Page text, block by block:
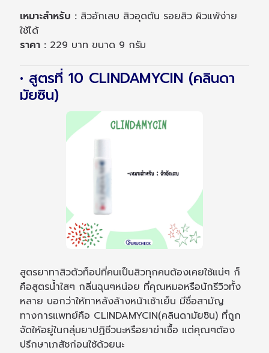
เหมาะสำหรับ : สิวอักเสบ สิวอุดตัน รอยสิว ผิวแพ้ง่าย
ใช้ได้
ราคา : 229 บาท ขนาด 9 กรัม
• สูตรที่ 10 CLINDAMYCIN (คลินดา
มัยซิน)
สูตรยาทาสิวตัวท็อปที่คนเป็นสิวทุกคนต้องเคยใช้แน่ๆ ก็
คือสูตรน้ำใสๆ กลิ่นฉุนๆหน่อย ที่คุณหมอหรือนักรีวิวทั้ง
หลาย บอกว่าให้ทาหลังล้างหน้าเช้าเย็น มีชื่อสามัญ
ทางการแพทย์คือ CLINDAMYCIN(คลินดามัยซิน) ที่ถูก
จัดให้อยู่ในกลุ่มยาปฏิชีวนะหรือยาฆ่าเชื้อ แต่คุณๆต้อง
ปรึกษาเภสัชก่อนใช้ด้วยนะ